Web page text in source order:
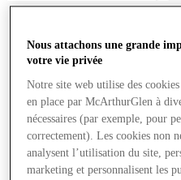
Nous attachons une grande
votre vie privée
Notre site web utilise des
en place par McArthurGlen à
nécessaires (par exemple, pour
correctement). Les cookies non
analysent l’utilisation du site,
marketing et personnalisent les